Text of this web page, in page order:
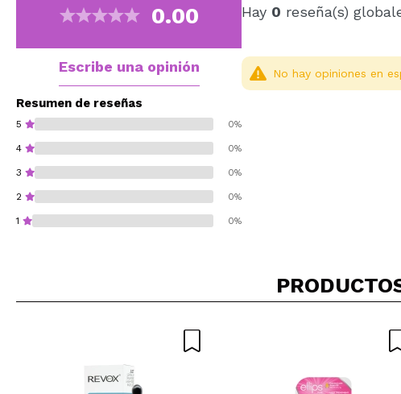
0.00
Escribe una opinión
Resumen de reseñas
5 0%
4 0%
3 0%
2 0%
1 0%
Hay 0 reseña(s)
No hay opiniones en